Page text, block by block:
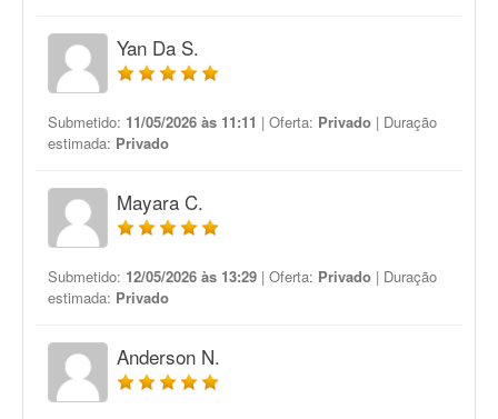
Yan Da S.
Submetido: 11/05/2026 às 11:11 | Oferta: Privado | Duração
estimada: Privado
Mayara C.
Submetido: 12/05/2026 às 13:29 | Oferta: Privado | Duração
estimada: Privado
Anderson N.